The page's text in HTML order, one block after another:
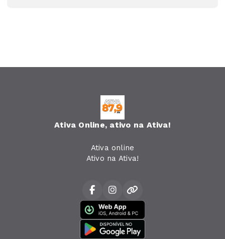
Ativa Online, ativo na Ativa!
Ativa online
Ativo na Ativa!